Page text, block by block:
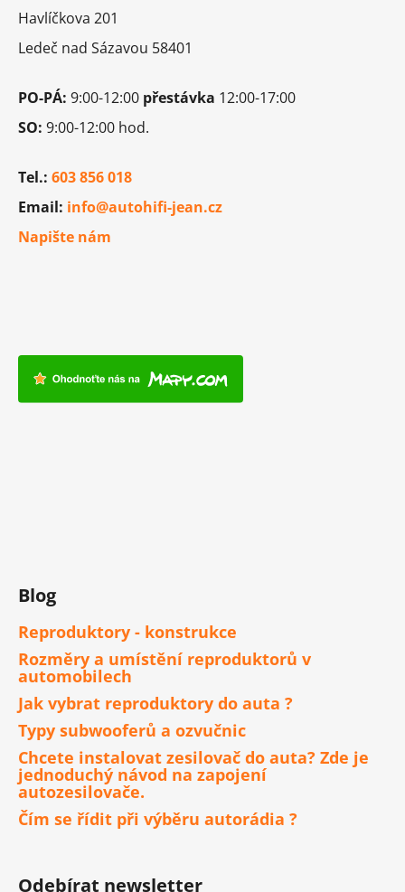
s
Havlíčkova 201
Ledeč nad Sázavou 58401
PO-PÁ: 9:00-12:00 přestávka 12:00-17:00
SO: 9:00-12:00 hod.
Tel.: 603 856 018
Email: info@autohifi-jean.cz
Napište nám
Blog
Reproduktory - konstrukce
Rozměry a umístění reproduktorů v
automobilech
Jak vybrat reproduktory do auta ?
Typy subwooferů a ozvučnic
Chcete instalovat zesilovač do auta? Zde je
jednoduchý návod na zapojení
autozesilovače.
Čím se řídit při výběru autorádia ?
Odebírat newsletter